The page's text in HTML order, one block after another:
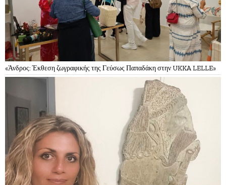
«Άνδρος: Έκθεση ζωγραφικής της Γεύσως Παπαδάκη στην UKKA LELLE»